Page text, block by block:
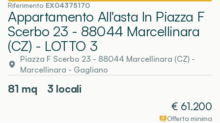
Riferimento EX04375170
Appartamento All'asta In Piazza F
Scerbo 23 - 88044 Marcellinara
(CZ) - LOTTO 3
Piazza F Scerbo 23 - 88044 Marcellinara (CZ) -
Marcellinara - Gagliano
81 mq
3 locali
€ 61.200
Offerta minima